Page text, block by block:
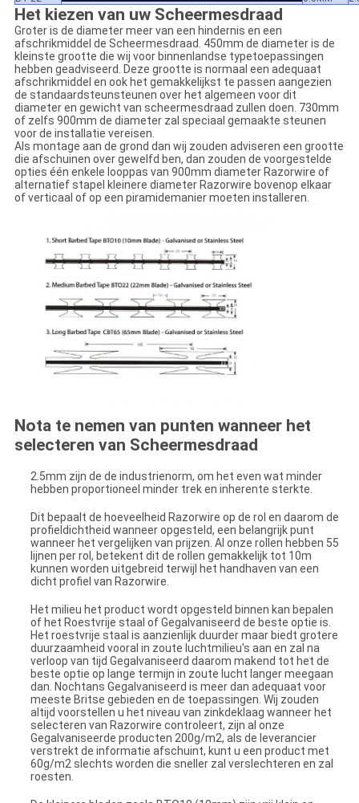
Het kiezen van uw Scheermesdraad
Groter is de diameter meer van een hindernis en een
afschrikmiddel de Scheermesdraad. 450mm de diameter is de
kleinste grootte die wij voor binnenlandse typetoepassingen
hebben geadviseerd. Deze grootte is normaal een adequaat
afschrikmiddel en ook het gemakkelijkst te passen aangezien
de standaardsteunsteunen over het algemeen voor dit
diameter en gewicht van scheermesdraad zullen doen. 730mm
of zelfs 900mm de diameter zal speciaal gemaakte steunen
voor de installatie vereisen.
Als montage aan de grond dan wij zouden adviseren een grootte
die afschuinen over gewelfd ben, dan zouden de voorgestelde
opties één enkele looppas van 900mm diameter Razorwire of
alternatief stapel kleinere diameter Razorwire bovenop elkaar
of verticaal of op een piramidemanier moeten installeren.
Nota te nemen van punten wanneer het
selecteren van Scheermesdraad
2.5mm zijn de de industrienorm, om het even wat minder
hebben proportioneel minder trek en inherente sterkte.
Dit bepaalt de hoeveelheid Razorwire op de rol en daarom de
profieldichtheid wanneer opgesteld, een belangrijk punt
wanneer het vergelijken van prijzen. Al onze rollen hebben 55
lijnen per rol, betekent dit de rollen gemakkelijk tot 10m
kunnen worden uitgebreid terwijl het handhaven van een
dicht profiel van Razorwire.
Het milieu het product wordt opgesteld binnen kan bepalen
of het Roestvrije staal of Gegalvaniseerd de beste optie is.
Het roestvrije staal is aanzienlijk duurder maar biedt grotere
duurzaamheid vooral in zoute luchtmilieu's aan en zal na
verloop van tijd Gegalvaniseerd daarom makend tot het de
beste optie op lange termijn in zoute lucht langer meegaan
dan. Nochtans Gegalvaniseerd is meer dan adequaat voor
meeste Britse gebieden en de toepassingen. Wij zouden
altijd voorstellen u het niveau van zinkdeklaag wanneer het
selecteren van Razorwire controleert, zijn al onze
Gegalvaniseerde producten 200g/m2, als de leverancier
verstrekt de informatie afschuint, kunt u een product met
60g/m2 slechts worden die sneller zal verslechteren en zal
roesten.